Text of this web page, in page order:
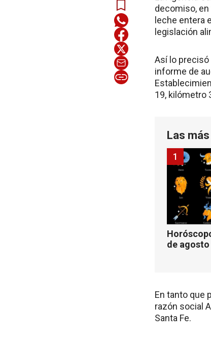
decomiso,
leche entera
legislación
Así lo precisó
informe de
19, kilómetro
Las
de agosto
1
En tanto que
razón social
Santa Fe.